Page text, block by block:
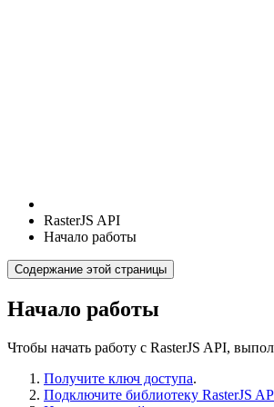
RasterJS API
Начало работы
Содержание этой страницы
Начало работы
Чтобы начать работу с RasterJS API,
Получите ключ доступа.
Подключите библиотеку RasterJS